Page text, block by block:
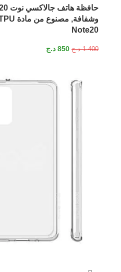
Note20
1.400 د.ج 850 د.ج